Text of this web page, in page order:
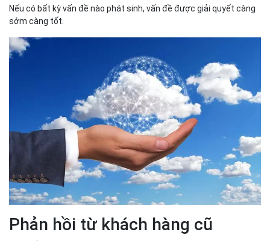
Nếu có bất kỳ vấn đề nào phát sinh, vấn đề được giải quyết càng
sớm càng tốt.
Phản hồi từ khách hàng cũ